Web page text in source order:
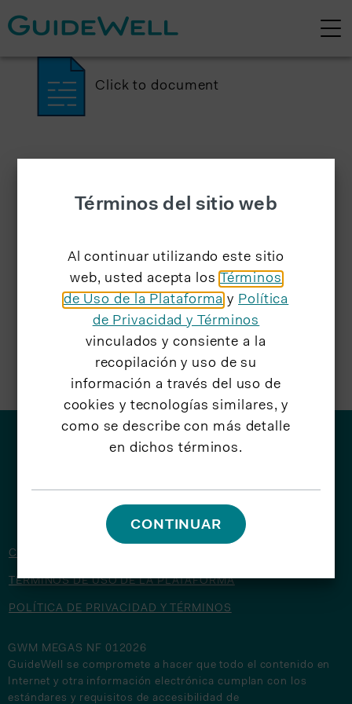
Click to document
CONTÁCTENOS
TÉRMINOS DE USO DE LA PLATAFORMA
POLÍTICA DE PRIVACIDAD Y TÉRMINOS
GWM MEGAS NF 012026
GuideWell se compromete a hacer que todo el contenido en
Internet y otra información electrónica cumplan con los
estándares y requisitos de accesibilidad de
Términos del sitio web
Al continuar utilizando este sitio
web, usted acepta los
Términos
de Uso de la Plataforma y Política
de Privacidad y Términos
vinculados y consiente a la
recopilación y uso de su
información a través del uso de
cookies y tecnologías similares, y
como se describe con más detalle
en dichos términos.
CONTINUAR